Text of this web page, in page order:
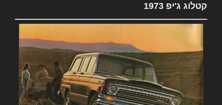
קטלוג ג'יפ 1973